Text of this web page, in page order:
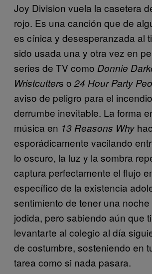
Joy Division vuela la casetera
rojo. Es una canción que de
es cínica y desesperanzada al
sido usada una y otra vez en
series de TV como Donnie
Wristcutters o 24 Hour Party
aviso de peligro para el
derrumbe inevitable. La forma
música en 13 Reasons Why
esporádicamente vacilando
lo oscuro, la luz y la sombra
captura perfectamente el flujo
específico de la existencia
sentimiento de tener una
jodida, pero sabiendo aún que
levantarte al colegio al día
de costumbre, sosteniendo en
tarea como si nada pasara.